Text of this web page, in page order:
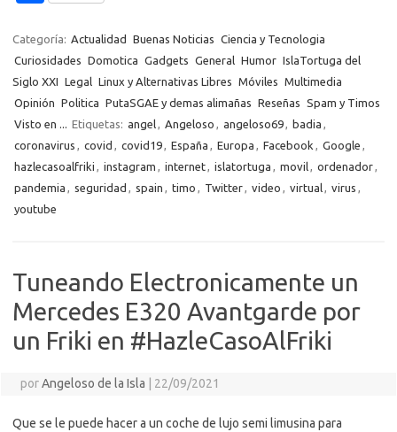
b
o
o
k
te
r
Li
n
k
A
p
p
a
m
g
er
er
m
e
sn
i
m
p
ar
ti
r
Categoría: Actualidad Buenas Noticias Ciencia y Tecnologia
Curiosidades Domotica Gadgets General Humor IslaTortuga del
Siglo XXI Legal Linux y Alternativas Libres Móviles Multimedia
Opinión Politica PutaSGAE y demas alimañas Reseñas Spam y Timos
Visto en ... Etiquetas: angel, Angeloso , angeloso69, badia ,
coronavirus , covid , covid19, España , Europa , Facebook , Google ,
hazlecasoalfriki , instagram , internet, islatortuga , movil, ordenador,
pandemia , seguridad , spain , timo , Twitter, video , virtual, virus ,
youtube
Tuneando Electronicamente un
Mercedes E320 Avantgarde por
un Friki en #HazleCasoAlFriki
porAngeloso de la Isla 22/09/2021
Que se le puede hacer a un coche de lujo semi limusina para